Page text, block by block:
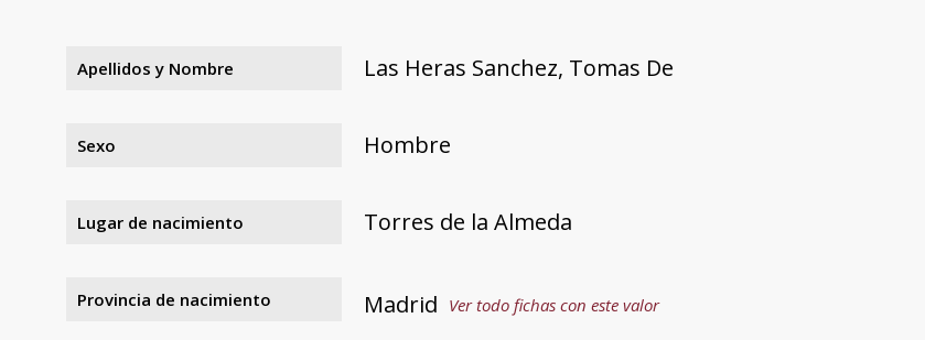
Apellidos y Nombre Las Heras Sanchez, Tomas De
Sexo Hombre
Lugar de nacimiento Torres de la Almeda
Provincia de nacimiento Madrid Ver todo fichas con este valor